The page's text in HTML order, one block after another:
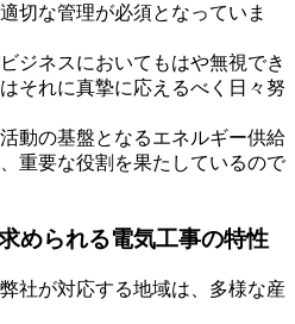
切な管理が必須となっていま
ジネスにおいてもはや無視でき
それに真摯に応えるべく日々努
動の基盤となるエネルギー供給
重要な役割を果たしているので
められる電気工事の特性
社が対応する地域は、多様な産